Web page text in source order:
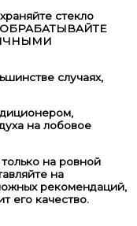
стекло
случаях,
на лобовое
на ровной
на
рекомендаций,
его качество.